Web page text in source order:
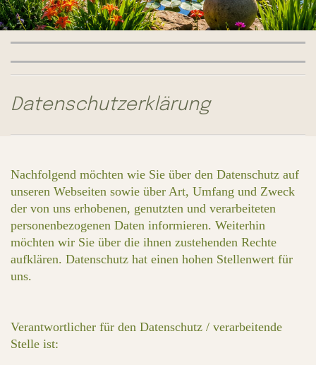
Datenschutzerklärung
Nachfolgend möchten wie Sie über den Datenschutz auf
unseren Webseiten sowie über Art, Umfang und Zweck
der von uns erhobenen, genutzten und verarbeiteten
personenbezogenen Daten informieren. Weiterhin
möchten wir Sie über die ihnen zustehenden Rechte
aufklären. Datenschutz hat einen hohen Stellenwert für
uns.
Verantwortlicher für den Datenschutz / verarbeitende
Stelle ist: